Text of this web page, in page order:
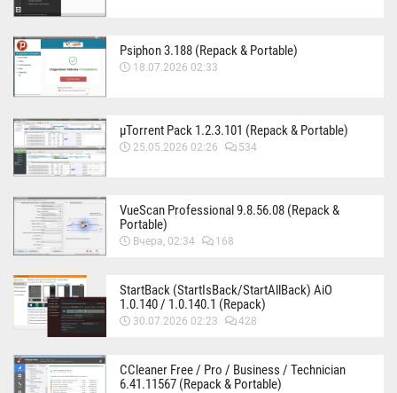
Psiphon 3.188 (Repack & Portable)
18.07.2026 02:33
µTorrent Pack 1.2.3.101 (Repack & Portable)
25.05.2026 02:26 534
VueScan Professional 9.8.56.08 (Repack &
Portable)
Вчера, 02:34 168
StartBack (StartIsBack/StartAllBack) AiO
1.0.140 / 1.0.140.1 (Repack)
30.07.2026 02:23 428
CCleaner Free / Pro / Business / Technician
6.41.11567 (Repack & Portable)